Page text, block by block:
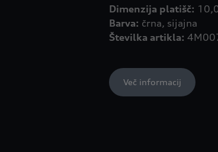
Dimenzija platišč:
Barva:
Številka artikla:
Več informacij